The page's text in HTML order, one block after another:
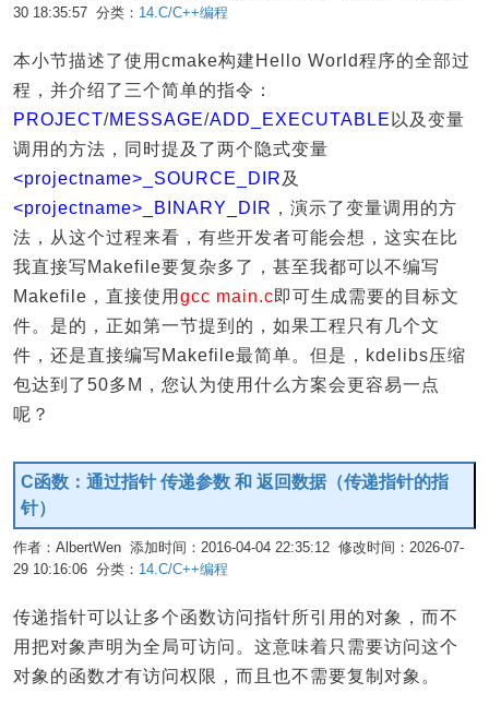
30 18:35:57 分类： 14.C/C++编程
本小节描述了使用cmake构建Hello World程序的全部过
程，并介绍了三个简单的指令：
PROJECT/MESSAGE/ADD_EXECUTABLE 以及变量
调用的方法，同时提及了两个隐式变量
<projectname>_SOURCE_DIR 及
<projectname>_BINARY_DIR ，演示了变量调用的方
法，从这个过程来看，有些开发者可能会想，这实在比
我直接写Makefile要复杂多了，甚至我都可以不编写
Makefile，直接使用 gcc main.c即可生成需要的目标文
件。是的，正如第一节提到的，如果工程只有几个文
件，还是直接编写Makefile最简单。但是，kdelibs压缩
包达到了50多M，您认为使用什么方案会更容易一点
呢？
C函数：通过指针 传递参数 和 返回数据（传递指针的指
针）
作者：AlbertWen 添加时间：2016-04-04 22:35:12 修改时间：2026-07-
29 10:16:06 分类： 14.C/C++编程
传递指针可以让多个函数访问指针所引用的对象，而不
用把对象声明为全局可访问。这意味着只需要访问这个
对象的函数才有访问权限，而且也不需要复制对象。